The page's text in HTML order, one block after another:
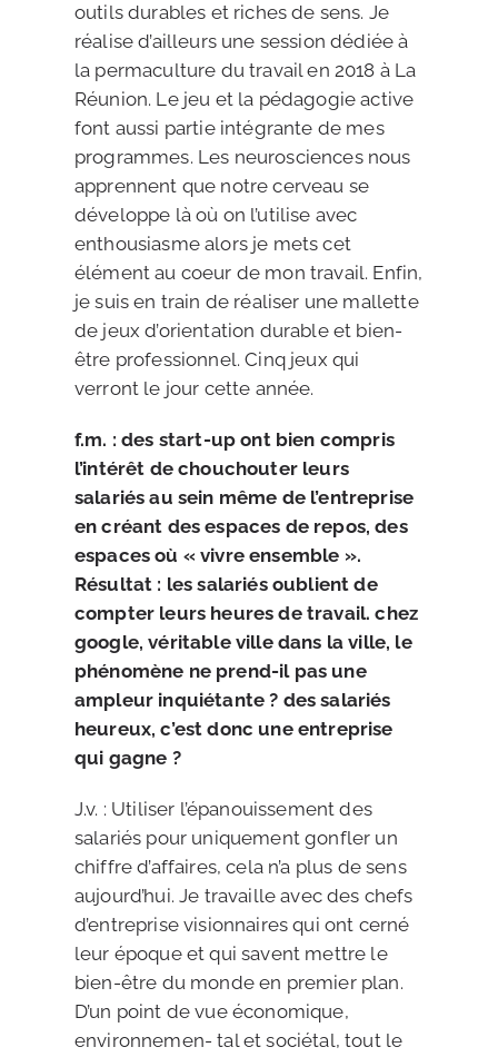
outils durables et riches de sens. Je
réalise d’ailleurs une session dédiée à
la permaculture du travail en 2018 à La
Réunion. Le jeu et la pédagogie active
font aussi partie intégrante de mes
programmes. Les neurosciences nous
apprennent que notre cerveau se
développe là où on l’utilise avec
enthousiasme alors je mets cet
élément au coeur de mon travail. Enfin,
je suis en train de réaliser une mallette
de jeux d’orientation durable et bien-
être professionnel. Cinq jeux qui
verront le jour cette année.
f.m. : des start-up ont bien compris
l’intérêt de chouchouter leurs
salariés au sein même de l’entreprise
en créant des espaces de repos, des
espaces où « vivre ensemble ».
Résultat : les salariés oublient de
compter leurs heures de travail. chez
google, véritable ville dans la ville, le
phénomène ne prend-il pas une
ampleur inquiétante ? des salariés
heureux, c’est donc une entreprise
qui gagne ?
J.v. : Utiliser l’épanouissement des
salariés pour uniquement gonfler un
chiffre d’affaires, cela n’a plus de sens
aujourd’hui. Je travaille avec des chefs
d’entreprise visionnaires qui ont cerné
leur époque et qui savent mettre le
bien-être du monde en premier plan.
D’un point de vue économique,
environnemen- tal et sociétal, tout le